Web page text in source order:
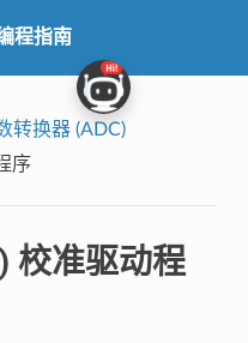
程指南
转换器 (ADC)
序
校准驱动程